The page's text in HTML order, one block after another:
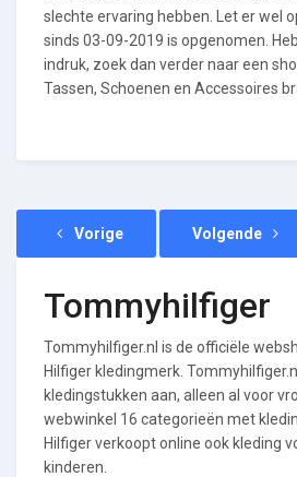
slechte ervaring hebben. Let er wel
sinds 03-09-2019 is opgenomen.
indruk, zoek dan verder naar een
Tassen, Schoenen en Accessoires
Vorige Volgende
Tommyhilfiger
Tommyhilfiger.nl is de officiële
Hilfiger kledingmerk.
kledingstukken aan, alleen al voor
webwinkel 16 categorieën met
Hilfiger verkoopt online ook kleding
kinderen.